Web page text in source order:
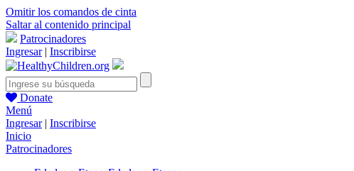
Omitir los comandos de cinta
Saltar al contenido principal
Patrocinadores
Ingresar| Inscribirse
Donate
Menú
Ingresar| Inscribirse
Inicio
Patrocinadores